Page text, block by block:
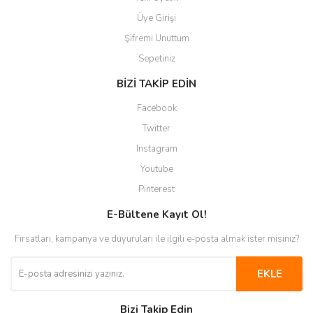
Üye Girişi
Şifremi Unuttum
Sepetiniz
BİZİ TAKİP EDİN
Facebook
Twitter
Instagram
Youtube
Pinterest
E-Bültene Kayıt Ol!
Fırsatları, kampanya ve duyuruları ile ilgili e-posta almak ister misiniz?
EKLE
Bizi Takip Edin